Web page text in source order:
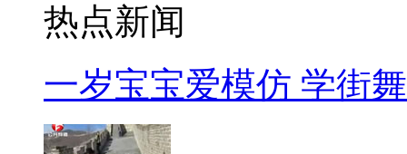
热点新闻
一岁宝宝爱模仿 学街